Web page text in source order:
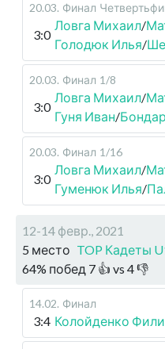
20.03. Финал
3:0
Ловга Михаил/
Голодюк Илья/
20.03. Финал 1/8
3:0
Ловга Михаил/
Гуня Иван/
20.03. Финал 1/16
3:0
Ловга Михаил/
Гуменюк Илья/
12-14 февр., 2021
5 место TOP Кадеты
64% побед 7 👍 vs 4👎
14.02. Финал
3:4 Колойденко